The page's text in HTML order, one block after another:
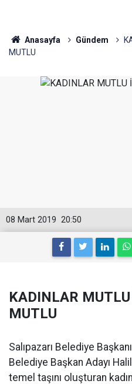
Anasayfa Gündem
MUTLU
20:50
08 Mart 2019
KADINLAR
MUTLU
Salıpazarı Belediye
Belediye Başkan Adayı
temel taşını oluşturan